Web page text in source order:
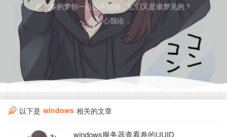
那么多的梦你一点也不记得，它们又是谁梦见的？
「 心我论 」
以下是 windows 相关的文章
windows服务器查看卷的UUID